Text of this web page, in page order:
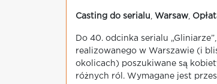
Casting do serialu Warsaw
Do 40. odcinka serialu „Gliniarze”,
realizowanego w Warszawie (i
okolicach) poszukiwane są
różnych ról. Wymagane jest